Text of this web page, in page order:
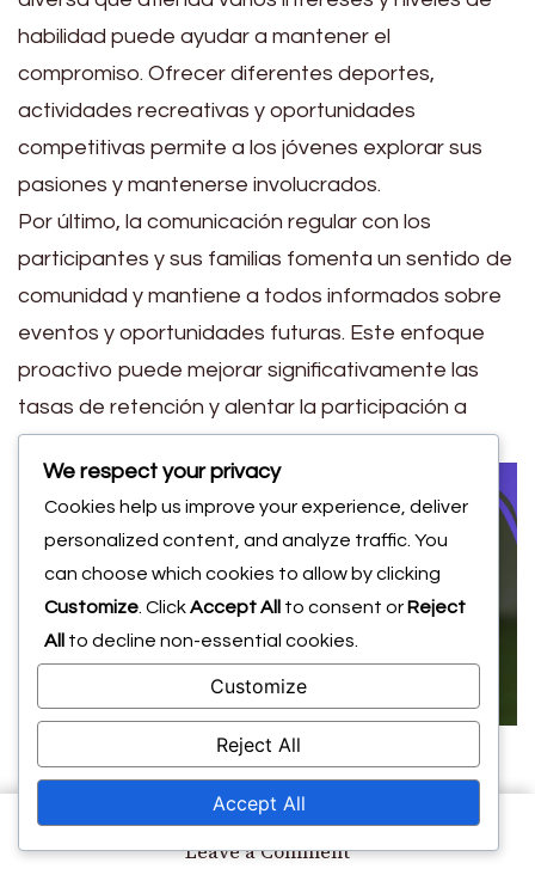
Leave a Commenton
habilidad puede ayudar a mantener el
compromiso. Ofrecer diferentes deportes,
actividades recreativas y oportunidades
competitivas permite a los jóvenes explorar sus
pasiones y mantenerse involucrados.
Por último, la comunicación regular con los
participantes y sus familias fomenta un sentido de
comunidad y mantiene a todos informados sobre
eventos y oportunidades futuras. Este enfoque
proactivo puede mejorar significativamente las
tasas de retención y alentar la participación a
largo plazo
¿Cómo se comparan
los Festivales
We respect your privacy
Cookies help us improve your experience, deliver
personalized content, and analyze traffic. You
can choose which cookies to allow by clicking
Customize . ClickAccept All to consent or Reject
All
to decline non-essential cookies.
Customize
Reject All
Accept All